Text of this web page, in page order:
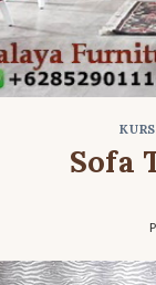
Sofa